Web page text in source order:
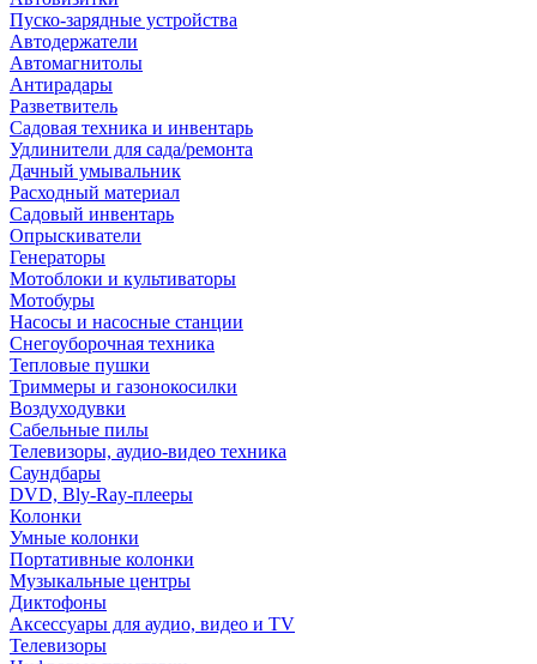
Пуско-зарядные устройства
Автодержатели
Автомагнитолы
Антирадары
Разветвитель
Садовая техника и инвентарь
Удлинители для сада/ремонта
Дачный умывальник
Расходный материал
Садовый инвентарь
Опрыскиватели
Генераторы
Мотоблоки и культиваторы
Мотобуры
Насосы и насосные станции
Снегоуборочная техника
Тепловые пушки
Триммеры и газонокосилки
Воздуходувки
Сабельные пилы
Телевизоры, аудио-видео техника
Саундбары
DVD, Bly-Ray-плееры
Колонки
Умные колонки
Портативные колонки
Музыкальные центры
Диктофоны
Аксессуары для аудио, видео и TV
Телевизоры